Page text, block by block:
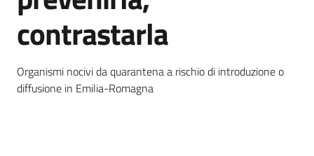
Sorveglianza
sostenibile
contrastarla
Organismi nocivi da quarantena a rischio di introduzione o
diffusione in Emilia-Romagna